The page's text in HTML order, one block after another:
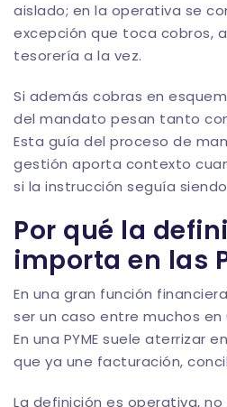
aislado; en la operativa se
excepción que toca cobros,
tesorería a la vez.
Si además cobras en
del mandato pesan tanto
Esta guía del proceso de
gestión aporta contexto
si la instrucción seguía
Por qué la
importa en las
En una gran función
ser un caso entre muchos
En una PYME suele aterrizar
que ya une facturación,
La definición es operativa, no